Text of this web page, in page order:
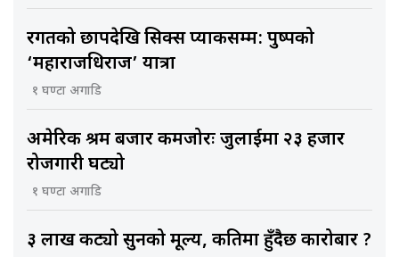
रगतको छापदेखि सिक्स प्याकसम्म: पुष्पको
‘महाराजधिराज’ यात्रा
१ घण्टा अगाडि
अमेरिकी श्रम बजार कमजोरः जुलाईमा २३ हजार
रोजगारी घट्यो
१ घण्टा अगाडि
३ लाख कट्यो सुनको मूल्य, कतिमा हुँदैछ कारोबार ?